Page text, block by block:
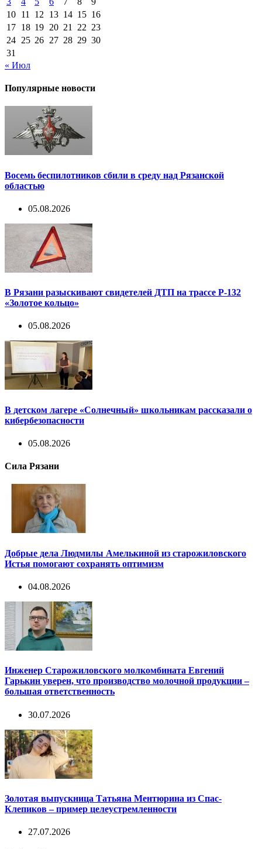
10 11 12 13 14 15 16
17 18 19 20 21 22 23
24 25 26 27 28 29 30
31
« Июл
Популярные новости
Восемь беспилотников сбили в среду над Рязанской
областью
05.08.2026
В Рязани разыскивают свидетелей ДТП на трассе Р-132
«Золотое кольцо»
05.08.2026
В детском лагере «Солнечный» школьникам рассказали о
кибербезопасности
05.08.2026
Сила Рязани
Добрые дела Людмилы Амелькиной из старожиловского
Истья помогают сохранять оптимизм
04.08.2026
Инженер Старожиловского молкомбината Евгений
Гарькин уверен, что производство молочной продукции –
большая ответственность
30.07.2026
Золотая выпускница Татьяна Ментюрина из Спас-
Клепиков – пример целеустремленности
27.07.2026